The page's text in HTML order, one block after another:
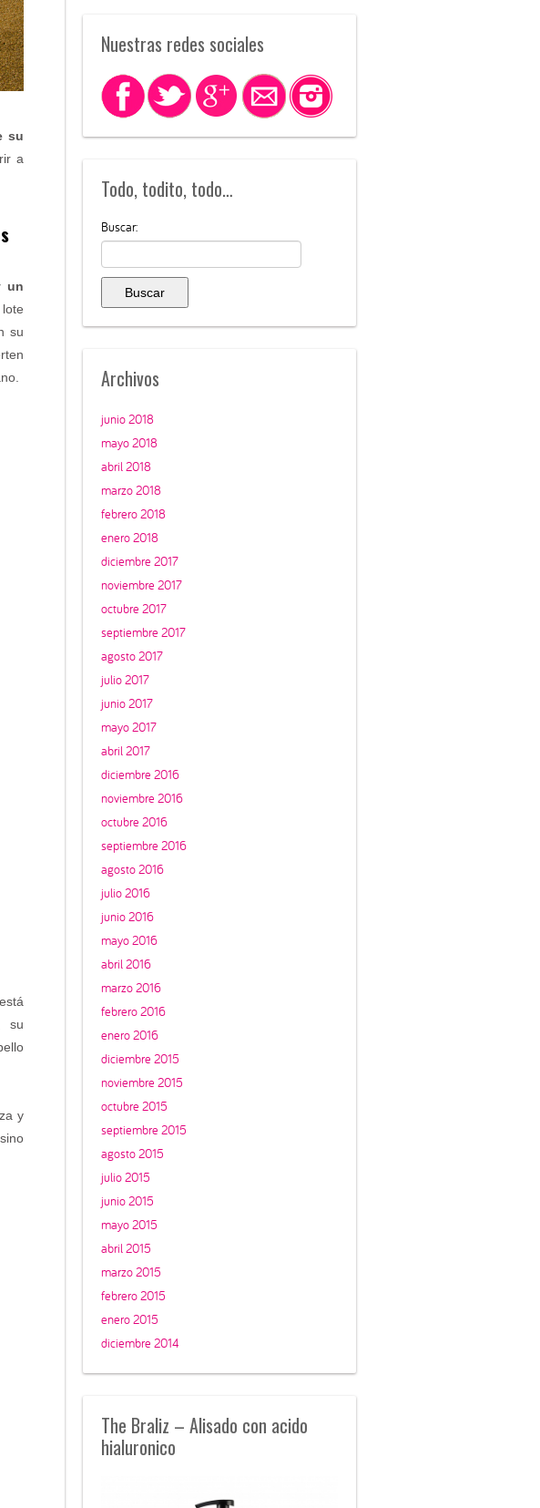
su
a
un
su
su
y
Nuestras redes sociales
Todo, todito, todo…
Buscar:
Archivos
junio 2018
mayo 2018
abril 2018
marzo 2018
febrero 2018
enero 2018
diciembre 2017
noviembre 2017
octubre 2017
septiembre 2017
agosto 2017
julio 2017
junio 2017
mayo 2017
abril 2017
diciembre 2016
noviembre 2016
octubre 2016
septiembre 2016
agosto 2016
julio 2016
junio 2016
mayo 2016
abril 2016
marzo 2016
febrero 2016
enero 2016
diciembre 2015
noviembre 2015
octubre 2015
septiembre 2015
agosto 2015
julio 2015
junio 2015
mayo 2015
abril 2015
marzo 2015
febrero 2015
enero 2015
diciembre 2014
The Braliz – Alisado con acido
hialuronico